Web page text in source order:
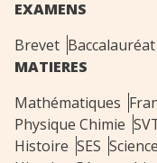
EXAMENS
Brevet Baccalauréat
MATIERES
Mathématiques
Physique Chimie
Histoire SES